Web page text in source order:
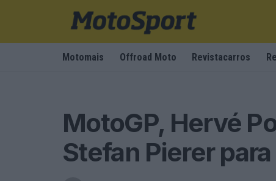
Motomais Offroad Moto Revistacarros
MotoGP, Hervé
Stefan Pierer